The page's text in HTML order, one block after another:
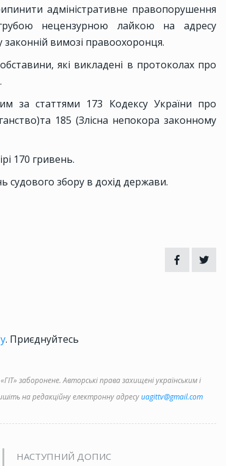
адміністративне правопорушення
нецензурною лайкою на адресу
законній вимозі правоохоронця.
які викладені в протоколах про
за статтями 173 Кодексу України про
185 (Злісна непокора законному
170 гривень.
судового збору в дохід держави.
. Приєднуйтесь
заборонене. Авторські права захищені українським і
на редакційну електронну адресуuagittv@gmail.com
НАСТУПНИЙ ДОПИС